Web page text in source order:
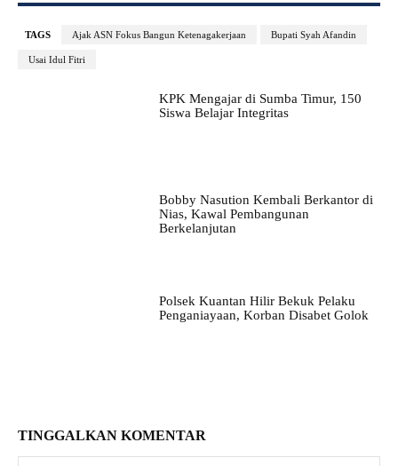
TAGS Ajak ASN Fokus Bangun Ketenagakerjaan Bupati Syah Afandin
Usai Idul Fitri
KPK Mengajar di Sumba Timur, 150
Siswa Belajar Integritas
Bobby Nasution Kembali Berkantor di
Nias, Kawal Pembangunan
Berkelanjutan
Polsek Kuantan Hilir Bekuk Pelaku
Penganiayaan, Korban Disabet Golok
TINGGALKAN KOMENTAR